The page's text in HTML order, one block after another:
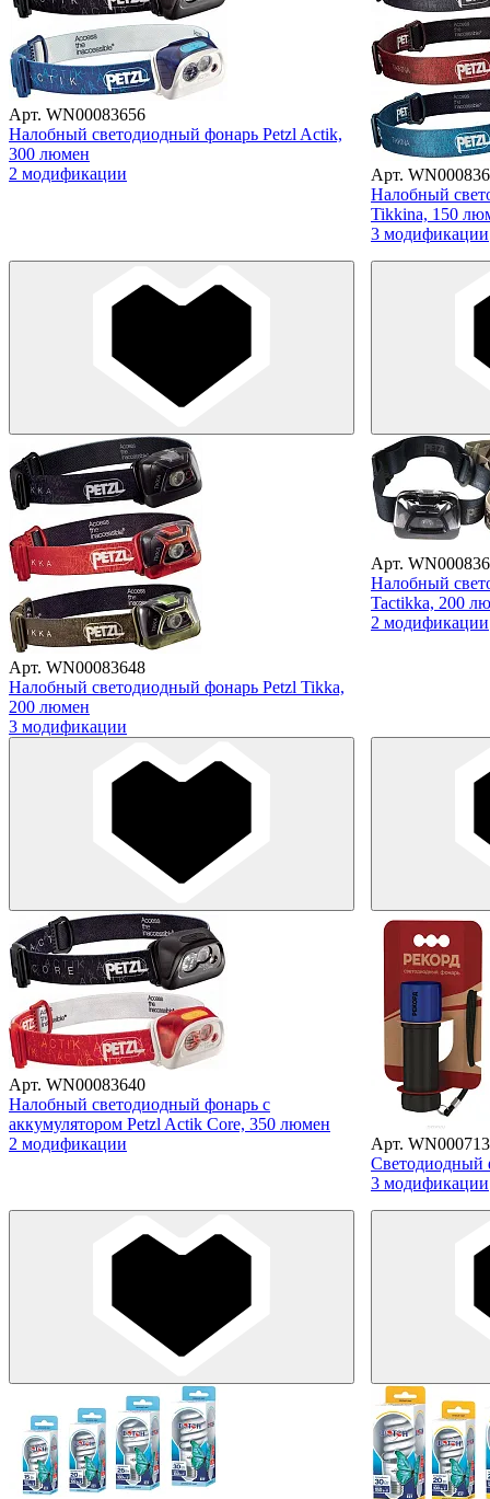
Арт. WN00083656
Налобный светодиодный фонарь Petzl Actik,
300 люмен
2 модификации
Арт.
Налобный
Tikkina, 150
3 модификации
Арт. WN00083648
Налобный светодиодный фонарь Petzl Tikka,
200 люмен
3 модификации
Арт.
Налобный
Tactikka, 200
2 модификации
Арт. WN00083640
Налобный светодиодный фонарь с
аккумулятором Petzl Actik Core, 350 люмен
2 модификации
Арт.
3 модификации